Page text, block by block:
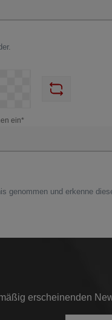
ein*
genommen und erkenne
erscheinenden